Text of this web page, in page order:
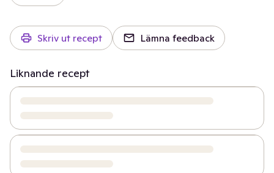
Skriv ut recept Lämna feedback
Liknande recept